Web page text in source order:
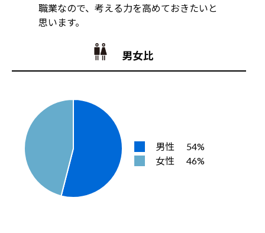
職業なので、考える力を高めておきたいと
思います。
男女比
男性
54%
女性
46%